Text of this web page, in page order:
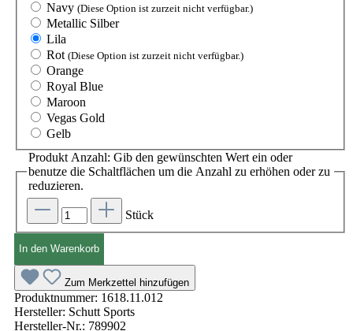
Navy (Diese Option ist zurzeit nicht verfügbar.)
Metallic Silber
Lila
Rot (Diese Option ist zurzeit nicht verfügbar.)
Orange
Royal Blue
Maroon
Vegas Gold
Gelb
Produkt Anzahl: Gib den gewünschten Wert ein oder
benutze die Schaltflächen um die Anzahl zu erhöhen oder zu
reduzieren.
Stück
In den Warenkorb
Zum Merkzettel hinzufügen
Produktnummer: 1618.11.012
Hersteller: Schutt Sports
Hersteller-Nr.: 789902